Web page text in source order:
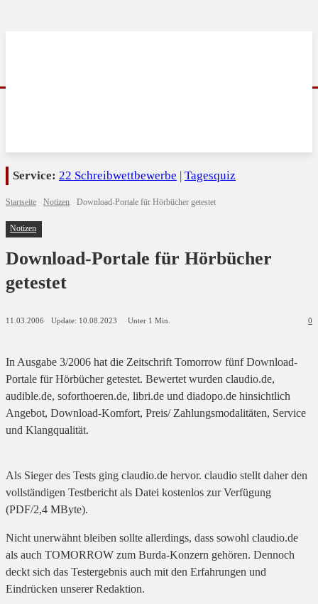
Service: 22 Schreibwettbewerbe | Tagesquiz
Startseite Notizen Download-Portale für Hörbücher getestet
Notizen
Download-Portale für Hörbücher
getestet
11.03.2006 Update: 10.08.2023 Unter 1 Min. 0
In Ausgabe 3/2006 hat die ZeitschriftTomorrow fünf Download-
Portale für Hörbücher getestet. Bewertet wurden claudio.de,
audible.de, soforthoeren.de, libri.de und diadopo.de hinsichtlich
Angebot, Download-Komfort, Preis/ Zahlungsmodalitäten, Service
und Klangqualität.
Als Sieger des Tests ging claudio.de hervor. claudio stellt daher den
vollständigen Testbericht als Datei kostenlos zur Verfügung
(PDF/2,4 MByte).
Nicht unerwähnt bleiben sollte allerdings, dass sowohl claudio.de
als auch TOMORROW zum Burda-Konzern gehören. Dennoch
deckt sich das Testergebnis auch mit den Erfahrungen und
Eindrücken unserer Redaktion.